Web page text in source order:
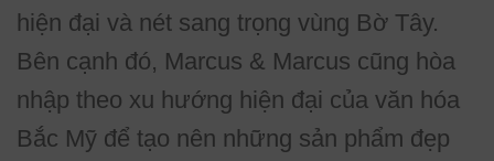
hiện đại và nét sang trọng vùng Bờ Tây.
Bên cạnh đó, Marcus & Marcus cũng hòa
nhập theo xu hướng hiện đại của văn hóa
Bắc Mỹ để tạo nên những sản phẩm đẹp